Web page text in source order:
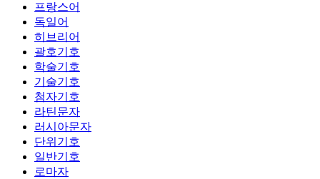
프랑스어
독일어
히브리어
괄호기호
학술기호
기술기호
첨자기호
라틴문자
러시아문자
단위기호
일반기호
로마자